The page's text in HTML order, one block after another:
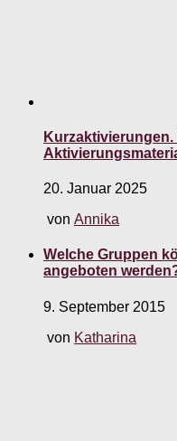
20. Januar 2025
von Annika
Welche Gruppen
angeboten
9. September 2015
von Katharina